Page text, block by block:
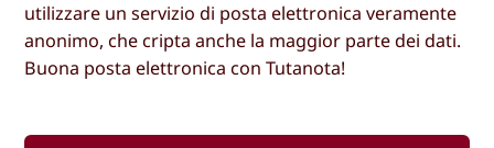
utilizzare un servizio di posta elettronica veramente
anonimo, che cripta anche la maggior parte dei dati.
Buona posta elettronica con Tutanota!